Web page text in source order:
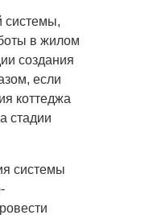
системы,
в жилом
создания
если
коттеджа
стадии
системы